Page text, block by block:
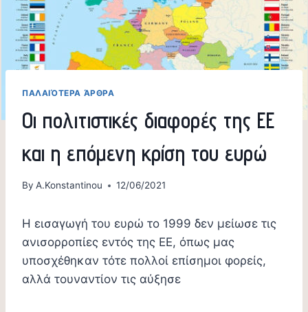
ΠΑΛΑΙΌΤΕΡΑ ΆΡΘΡΑ
Οι πολιτιστικές διαφορές της ΕΕ
και η επόμενη κρίση του ευρώ
By A.Konstantinou 12/06/2021
Η εισαγωγή του ευρώ το 1999 δεν μείωσε τις
ανισορροπίες εντός της ΕΕ, όπως μας
υποσχέθηκαν τότε πολλοί επίσημοι φορείς,
αλλά τουναντίον τις αύξησε